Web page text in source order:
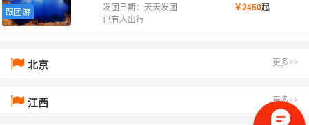
跟团游
发团日期：天天发团
已有人出行
￥2450起
北京 更多>>
江西 更多>>